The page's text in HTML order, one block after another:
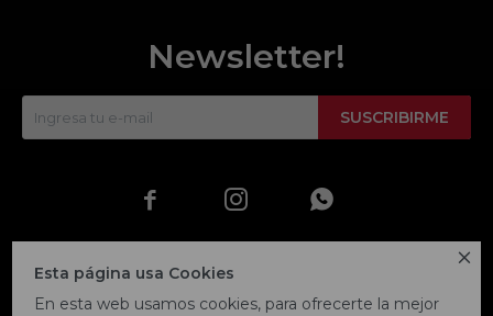

Esta página usa Cookies
En esta web usamos cookies, para ofrecerte la mejor
Newsletter!
SUSCRIBIRME
  